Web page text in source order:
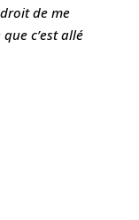
de me
c’est allé